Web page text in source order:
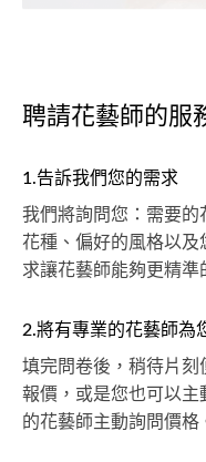
聘請花藝師的服
1.告訴我們您的需求
我們將詢問您：需要的
花種、偏好的風格以及
求讓花藝師能夠更精準
2.將有專業的花藝師為
填完問卷後，稍待片刻
報價，或是您也可以主
的花藝師主動詢問價格